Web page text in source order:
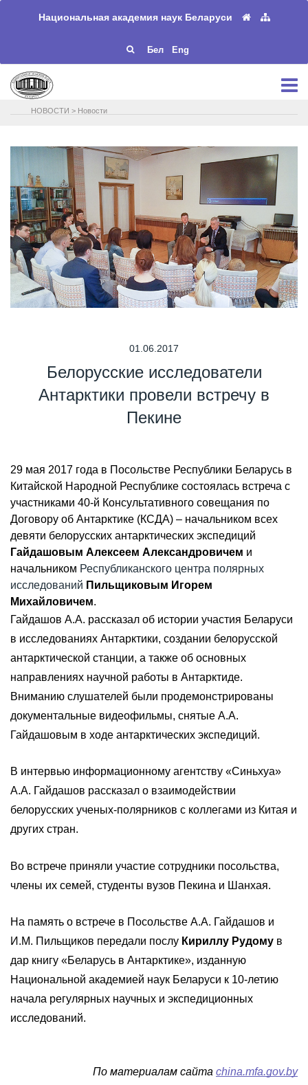
Национальная академия наук Беларуси
Бел Eng
НОВОСТИ > Новости
01.06.2017
Белорусские исследователи
Антарктики провели встречу в
Пекине
29 мая 2017 года в Посольстве Республики Беларусь в
Китайской Народной Республике состоялась встреча с
участниками 40-й Консультативного совещания по
Договору об Антарктике (КСДА) – начальником всех
девяти белорусских антарктических экспедиций
Гайдашовым Алексеем Александровичем и
начальником Республиканского центра полярных
исследований Пильщиковым Игорем
Михайловичем.
Гайдашов А.А. рассказал об истории участия Беларуси
в исследованиях Антарктики, создании белорусской
антарктической станции, а также об основных
направлениях научной работы в Антарктиде.
Вниманию слушателей были продемонстрированы
документальные видеофильмы, снятые А.А.
Гайдашовым в ходе антарктических экспедиций.
В интервью информационному агентству «Синьхуа»
А.А. Гайдашов рассказал о взаимодействии
белорусских ученых-полярников с коллегами из Китая и
других стран.
Во встрече приняли участие сотрудники посольства,
члены их семей, студенты вузов Пекина и Шанхая.
На память о встрече в Посольстве А.А. Гайдашов и
И.М. Пильщиков передали послу Кириллу Рудому в
дар книгу «Беларусь в Антарктике», изданную
Национальной академией наук Беларуси к 10-летию
начала регулярных научных и экспедиционных
исследований.
По материалам сайта china.mfa.gov.by